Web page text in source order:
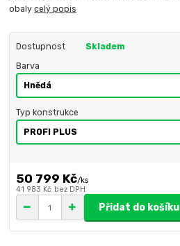
obalycelý popis
Dostupnost Skladem
Barva
Typ konstrukce
50 799 Kč/ks
41 983 Kč bez DPH
Přidat do košíku